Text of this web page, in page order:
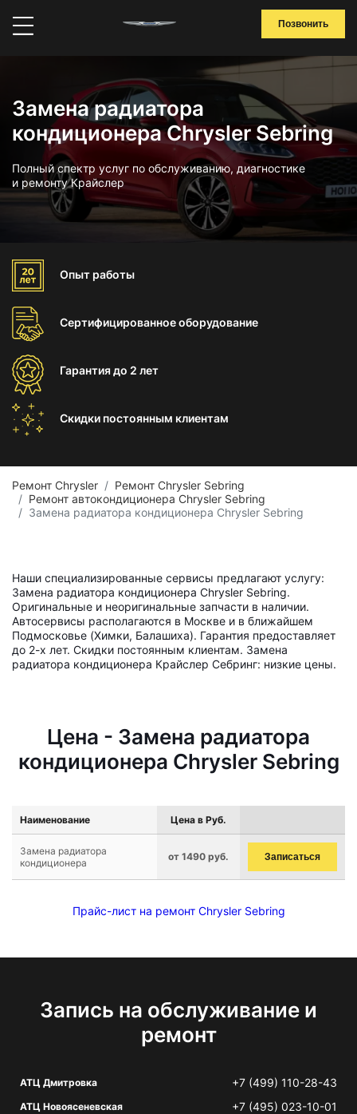
Позвонить
Замена радиатора
кондиционера Chrysler Sebring
Полный спектр услуг по обслуживанию, диагностике
и ремонту Крайслер
Опыт работы
Сертифицированноеоборудование
Гарантиядо 2 лет
Скидки постоянным клиентам
Ремонт Chrysler
Ремонт Chrysler Sebring
Ремонт автокондиционера Chrysler Sebring
Замена радиатора кондиционера Chrysler Sebring
Наши специализированные сервисы предлагают услугу:
Замена радиатора кондиционера Chrysler Sebring.
Оригинальные и неоригинальные запчасти в наличии.
Автосервисы располагаются в Москве и в ближайшем
Подмосковье (Химки, Балашиха). Гарантия предоставляет
до 2-х лет. Скидки постоянным клиентам. Замена
радиатора кондиционера Крайслер Себринг: низкие цены.
Цена - Замена радиатора
кондиционера Chrysler Sebring
Наименование Цена в Руб.
Замена радиатора
кондиционера
от 1490 руб. Записаться
Прайс-лист на ремонт Chrysler Sebring
Запись на обслуживание и
ремонт
АТЦ Дмитровка +7 (499) 110-28-43
АТЦ Новоясеневская +7 (495) 023-10-01